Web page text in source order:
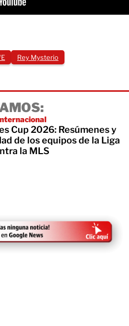
Rey Mysterio
Cup 2026: Resúmenes y
de los equipos de la Liga
la MLS